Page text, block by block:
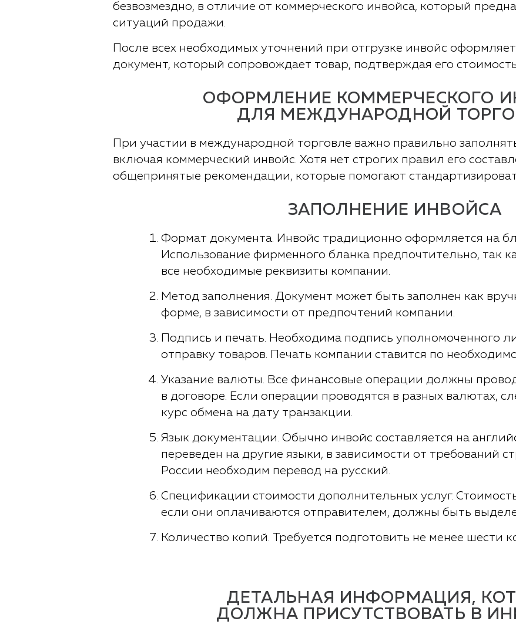
безвозмездно, в отличие от коммерческого инвойса, который
ситуаций продажи.
После всех необходимых уточнений при отгрузке инвойс
документ, который сопровождает товар, подтверждая его
ОФОРМЛЕНИЕ КОММЕРЧЕСКОГО
ДЛЯ МЕЖДУНАРОДНОЙ
При участии в международной торговле важно правильно
включая коммерческий инвойс. Хотя нет строгих правил его
общепринятые рекомендации, которые помогают
ЗАПОЛНЕНИЕ ИНВОЙСА
Формат документа. Инвойс традиционно оформляется на
Использование фирменного бланка предпочтительно, так
все необходимые реквизиты компании.
Метод заполнения. Документ может быть заполнен как
форме, в зависимости от предпочтений компании.
Подпись и печать. Необходима подпись уполномоченного
отправку товаров. Печать компании ставится по
Указание валюты. Все финансовые операции должны
в договоре. Если операции проводятся в разных валютах,
курс обмена на дату транзакции.
Язык документации. Обычно инвойс составляется на
переведен на другие языки, в зависимости от требований
России необходим перевод на русский.
Спецификации стоимости дополнительных услуг.
если они оплачиваются отправителем, должны быть
Количество копий. Требуется подготовить не менее шести
ДЕТАЛЬНАЯ ИНФОРМАЦИЯ,
ДОЛЖНА ПРИСУТСТВОВАТЬ В